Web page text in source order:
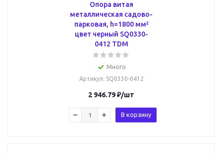
Опора витая
металлическая садово-
парковая, h=1800 мм²
цвет черный SQ0330-
0412 TDM
Много
Артикул: SQ0330-0412
2 946.79₽/шт
В корзину